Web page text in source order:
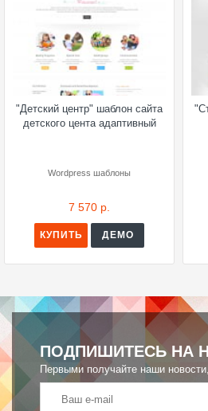
"Детский центр" шаблон сайта
детского цента адаптивный
Wordpress шаблоны
7 570 р.
КУПИТЬ ДЕМО
ПОДПИШИТЕСЬ НА
Первыми получайте наши